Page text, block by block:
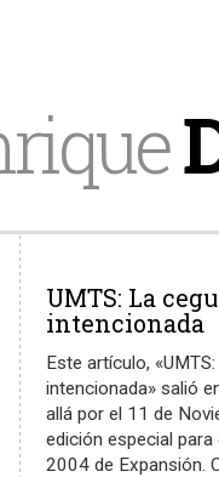
UMTS: La
intencionada
Este artículo,
intencionada» salió
allá por el 11 de
edición especial para
2004 de Expansión.